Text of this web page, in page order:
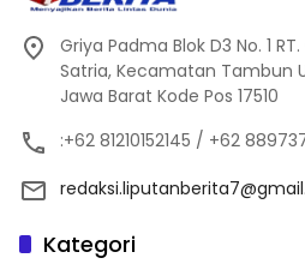
Griya Padma Blok D3 No. 1
Satria, Kecamatan Tambun
Jawa Barat Kode Pos 17510
:+62 81210152145 / +62
Kategori